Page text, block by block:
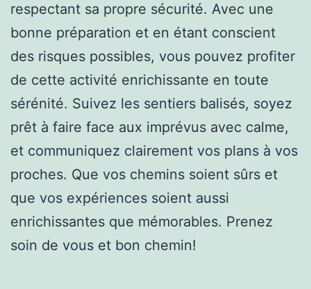
respectant sa propre sécurité. Avec une
bonne préparation et en étant conscient
des risques possibles, vous pouvez profiter
de cette activité enrichissante en toute
sérénité. Suivez les sentiers balisés, soyez
prêt à faire face aux imprévus avec calme,
et communiquez clairement vos plans à vos
proches. Que vos chemins soient sûrs et
que vos expériences soient aussi
enrichissantes que mémorables. Prenez
soin de vous et bon chemin!